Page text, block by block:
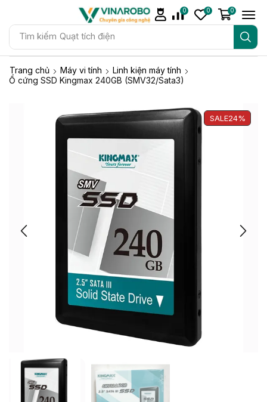
Tìm kiếm Quạt tích điện
0 0 0
Trang chủ Máy vi tính
Linh kiện máy tính
Ổ cứng SSD Kingmax 240GB (SMV32/Sata3)
SALE24%